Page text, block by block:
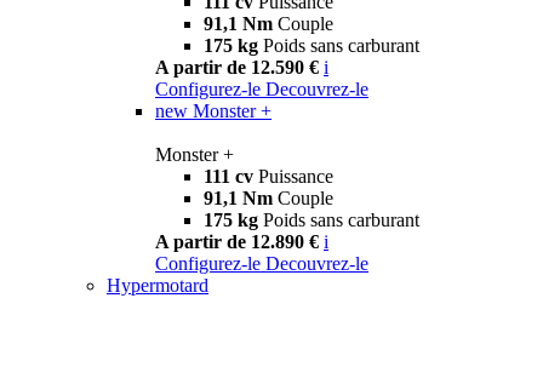
91,1 Nm Couple
175 kg Poids sans carburant
A partir de 12.590 € i
Configurez-le Decouvrez-le
new Monster +
Monster +
111 cv Puissance
91,1 Nm Couple
175 kg Poids sans carburant
A partir de 12.890 € i
Configurez-le Decouvrez-le
Hypermotard